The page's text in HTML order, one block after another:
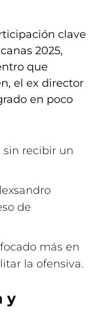
clave
2025,
que
el ex director
en poco
recibir un
de
más en
la ofensiva.
y